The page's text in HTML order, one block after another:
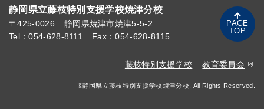
静岡県立藤枝特別支援学校焼津分校
〒425-0026
静岡県焼津市焼津5-5-2
Tel：054-628-8111
Fax：054-628-8115
藤枝特別支援学校 教育委員会
©静岡県立藤枝特別支援学校焼津分校, All Rights Reserved.
PAGE
TOP